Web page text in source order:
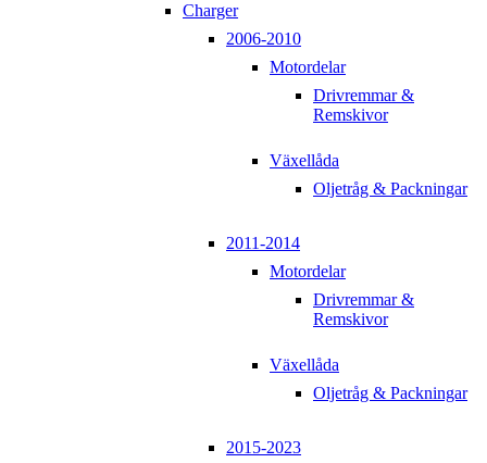
Charger
2006-2010
Motordelar
Drivremmar &
Remskivor
Växellåda
Oljetråg & Packningar
2011-2014
Motordelar
Drivremmar &
Remskivor
Växellåda
Oljetråg & Packningar
2015-2023